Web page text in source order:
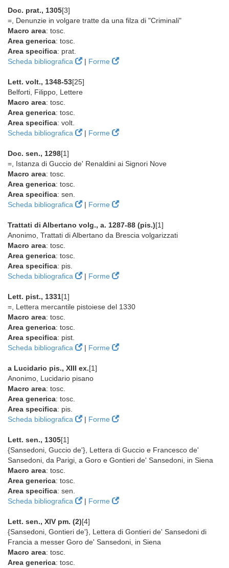
Doc. prat., 1305[3]
=, Denunzie in volgare tratte da una filza di "Criminali"
Macro area: tosc.
Area generica: tosc.
Area specifica: prat.
Scheda bibliografica
| Forme
Lett. volt., 1348-53[25]
Belforti, Filippo, Lettere
Macro area: tosc.
Area generica: tosc.
Area specifica: volt.
Scheda bibliografica
| Forme
Doc. sen., 1298[1]
=, Istanza di Guccio de' Renaldini ai Signori Nove
Macro area: tosc.
Area generica: tosc.
Area specifica: sen.
Scheda bibliografica
| Forme
Trattati di Albertano volg., a. 1287-88 (pis.)[1]
Anonimo, Trattati di Albertano da Brescia volgarizzati
Macro area: tosc.
Area generica: tosc.
Area specifica: pis.
Scheda bibliografica
| Forme
Lett. pist., 1331[1]
=, Lettera mercantile pistoiese del 1330
Macro area: tosc.
Area generica: tosc.
Area specifica: pist.
Scheda bibliografica
| Forme
a Lucidario pis., XIII ex.[1]
Anonimo, Lucidario pisano
Macro area: tosc.
Area generica: tosc.
Area specifica: pis.
Scheda bibliografica
| Forme
Lett. sen., 1305[1]
{Sansedoni, Guccio de'}, Lettera di Guccio e Francesco de'
Sansedoni, da Parigi, a Goro e Gontieri de' Sansedoni, in Siena
Macro area: tosc.
Area generica: tosc.
Area specifica: sen.
Scheda bibliografica
| Forme
Lett. sen., XIV pm. (2)[4]
{Sansedoni, Gontieri de'}, Lettera di Gontieri de' Sansedoni di
Francia a messer Goro de' Sansedoni, in Siena
Macro area: tosc.
Area generica: tosc.